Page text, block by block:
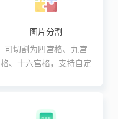
图片分割
可切割为四宫格、九宫
格、十六宫格，支持自定